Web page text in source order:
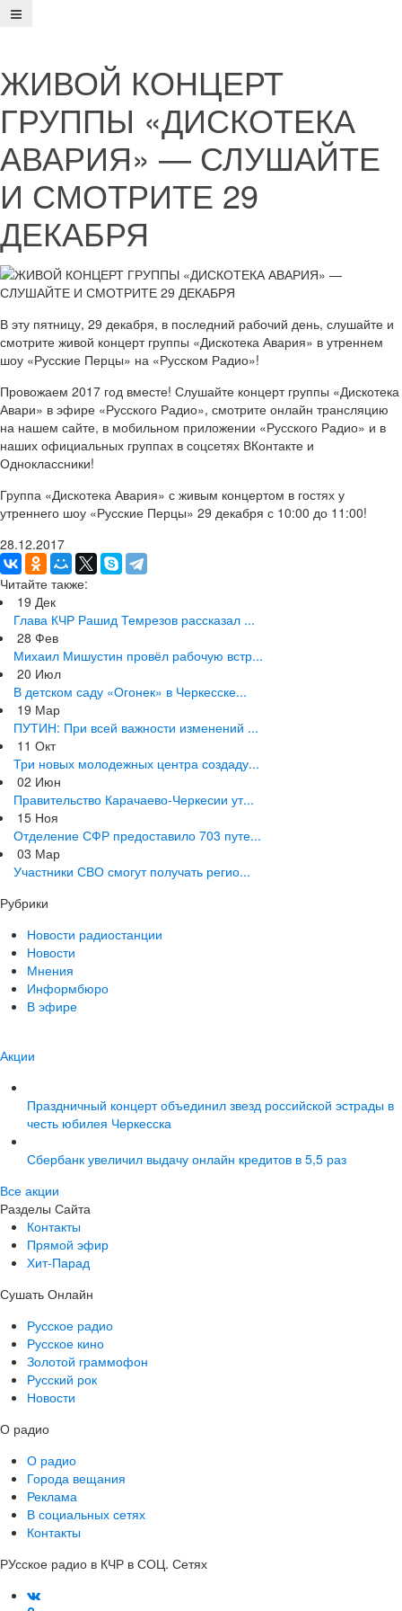
ЖИВОЙ КОНЦЕРТ
ГРУППЫ «ДИСКОТЕКА
АВАРИЯ» — СЛУШАЙТЕ
И СМОТРИТЕ 29
ДЕКАБРЯ
В эту пятницу, 29 декабря, в последний рабочий день, слушайте и
смотрите живой концерт группы «Дискотека Авария» в утреннем
шоу «Русские Перцы» на «Русском Радио»!
Провожаем 2017 год вместе! Слушайте концерт группы «Дискотека
Авари» в эфире «Русского Радио», смотрите онлайн трансляцию
на нашем сайте, в мобильном приложении «Русского Радио» и в
наших официальных группах в соцсетях ВКонтакте и
Одноклассники!
Группа «Дискотека Авария» с живым концертом в гостях у
утреннего шоу «Русские Перцы» 29 декабря с 10:00 до 11:00!
28.12.2017
Читайте также:
19 Дек
Глава КЧР Рашид Темрезов рассказал ...
28 Фев
Михаил Мишустин провёл рабочую встр...
20 Июл
В детском саду «Огонек» в Черкесске...
19 Мар
ПУТИН: При всей важности изменений ...
11 Окт
Три новых молодежных центра создаду...
02 Июн
Правительство Карачаево-Черкесии ут...
15 Ноя
Отделение СФР предоставило 703 путе...
03 Мар
Участники СВО смогут получать регио...
Рубрики
Новости радиостанции
Новости
Мнения
Информбюро
В эфире
Акции
Праздничный концерт объединил звезд российской эстрады в
честь юбилея Черкесска
Сбербанк увеличил выдачу онлайн кредитов в 5,5 раз
Все акции
Разделы Сайта
Контакты
Прямой эфир
Хит-Парад
Сушать Онлайн
Русское радио
Русское кино
Золотой граммофон
Русский рок
Новости
О радио
О радио
Города вещания
Реклама
В социальных сетях
Контакты
РУсское радио в КЧР в СОЦ. Сетях